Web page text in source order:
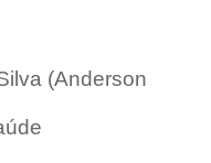
(Anderson